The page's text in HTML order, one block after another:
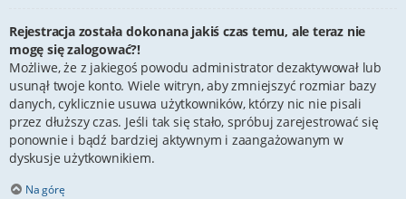
Rejestracja została dokonana jakiś czas temu, ale teraz nie
mogę się zalogować?!
Możliwe, że z jakiegoś powodu administrator dezaktywował lub
usunął twoje konto. Wiele witryn, aby zmniejszyć rozmiar bazy
danych, cyklicznie usuwa użytkowników, którzy nic nie pisali
przez dłuższy czas. Jeśli tak się stało, spróbuj zarejestrować się
ponownie i bądź bardziej aktywnym i zaangażowanym w
dyskusje użytkownikiem.
Na górę